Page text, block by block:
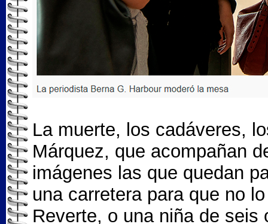
La muerte, los cadáveres,
Márquez, que acompañan
imágenes las que quedan
una carretera para que no
Reverte, o una niña de